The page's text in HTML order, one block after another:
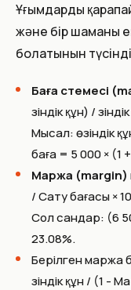
Ұғымдарды
және бір шаманы
болатынын
Баға үстемесі
Өзіндік құн) /
Мысал: өзіндік
баға = 5 000 × (1
Маржа (margin)
/ Сату бағасы ×
Сол сандар: (6
23.08%.
Берілген маржа
Өзіндік құн / (1 -